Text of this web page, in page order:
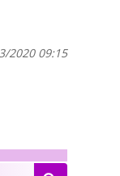
2020 09:15